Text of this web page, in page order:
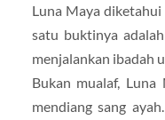
Luna Maya diketahui
satu buktinya
menjalankan ibadah
Bukan mualaf, Luna
mendiang sang